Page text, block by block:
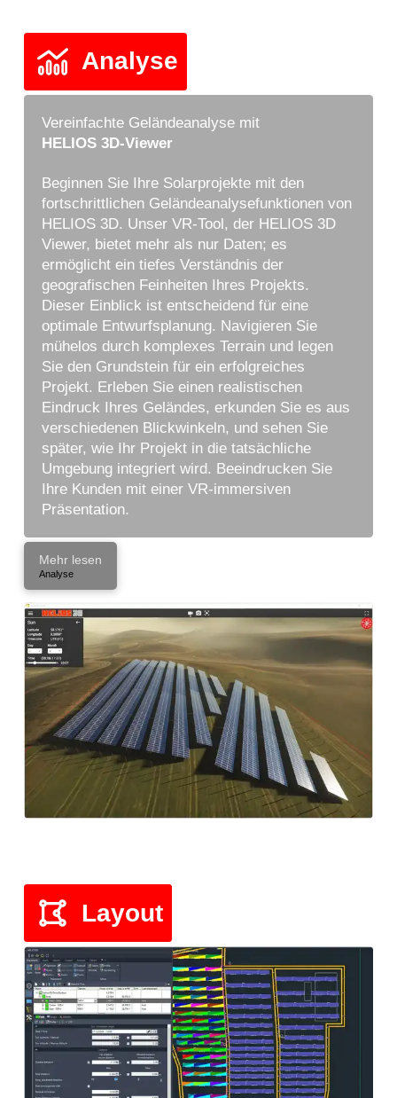
Analyse
Vereinfachte Geländeanalyse mit
HELIOS 3D-Viewer
Beginnen Sie Ihre Solarprojekte mit den
fortschrittlichen Geländeanalysefunktionen von
HELIOS 3D. Unser VR-Tool, der HELIOS 3D
Viewer, bietet mehr als nur Daten; es
ermöglicht ein tiefes Verständnis der
geografischen Feinheiten Ihres Projekts.
Dieser Einblick ist entscheidend für eine
optimale Entwurfsplanung. Navigieren Sie
mühelos durch komplexes Terrain und legen
Sie den Grundstein für ein erfolgreiches
Projekt. Erleben Sie einen realistischen
Eindruck Ihres Geländes, erkunden Sie es aus
verschiedenen Blickwinkeln, und sehen Sie
später, wie Ihr Projekt in die tatsächliche
Umgebung integriert wird. Beeindrucken Sie
Ihre Kunden mit einer VR-immersiven
Präsentation.
Mehr lesen
Analyse
Layout